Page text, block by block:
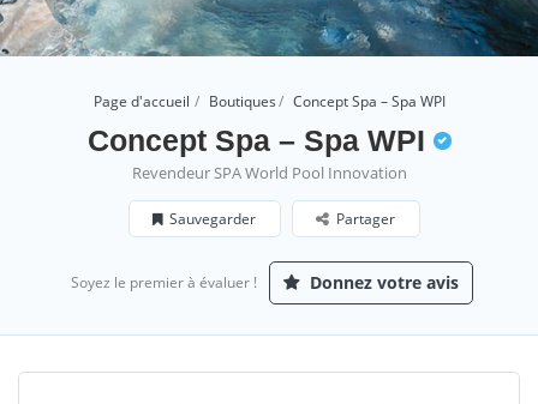
Page d'accueil Boutiques Concept Spa – Spa WPI
Concept Spa – Spa WPI
Revendeur SPA World Pool Innovation
Sauvegarder Partager
Soyez le premier à évaluer ! Donnez votre avis